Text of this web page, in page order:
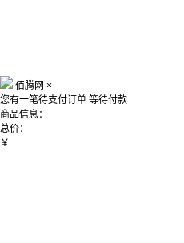
佰腾网 ×
您有一笔待支付订单 等待付款
商品信息：
总价：
￥